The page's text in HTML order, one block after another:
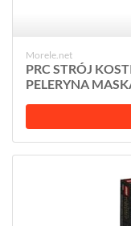
Morele.net
PRC STRÓJ
PELERYNA